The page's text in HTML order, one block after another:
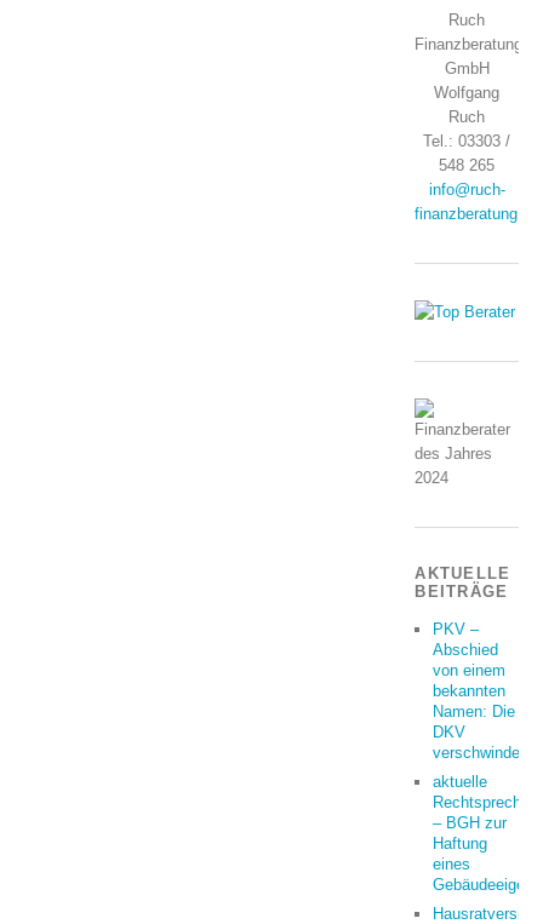
Ruch
Finanzberatung
GmbH
Wolfgang
Ruch
Tel.: 03303 /
548 265
info@ruch-
finanzberatung.de
AKTUELLE
BEITRÄGE
PKV –
Abschied
von einem
bekannten
Namen: Die
DKV
verschwindet
aktuelle
– BGH zur
Haftung
eines